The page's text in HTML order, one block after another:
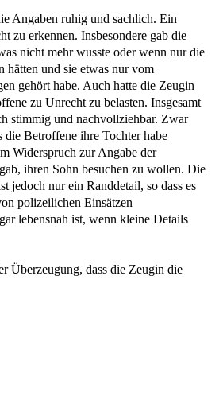
Angaben ruhig und sachlich. Ein
zu erkennen. Insbesondere gab die
nicht mehr wusste oder wenn nur die
hätten und sie etwas nur vom
gehört habe. Auch hatte die Zeugin
zu Unrecht zu belasten. Insgesamt
stimmig und nachvollziehbar. Zwar
die Betroffene ihre Tochter habe
Widerspruch zur Angabe der
ihren Sohn besuchen zu wollen. Die
jedoch nur ein Randdetail, so dass es
polizeilichen Einsätzen
lebensnah ist, wenn kleine Details
Überzeugung, dass die Zeugin die